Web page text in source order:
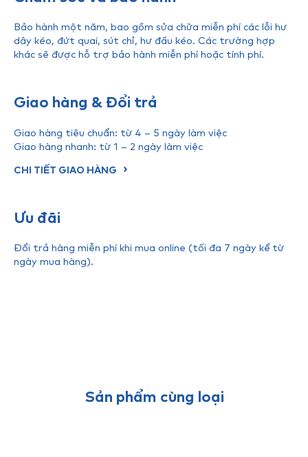
Bảo hành một năm, bao gồm sửa chữa miễn phí các lỗi hư
dây kéo, đứt quai, sút chỉ, hư đầu kéo. Các trường hợp
khác sẽ được hỗ trợ bảo hành miễn phí hoặc tính phí.
Giao hàng & Đổi trả
Giao hàng tiêu chuẩn: từ 4 – 5 ngày làm việc
Giao hàng nhanh: từ 1 – 2 ngày làm việc
CHI TIẾT GIAO HÀNG
Ưu đãi
Đổi trả hàng miễn phí khi mua online (tối đa 7 ngày kể từ
ngày mua hàng).
Sản phẩm cùng loại